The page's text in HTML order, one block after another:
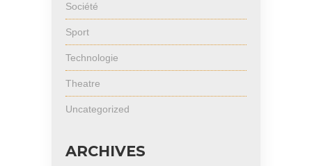
Société
Sport
Technologie
Theatre
Uncategorized
ARCHIVES